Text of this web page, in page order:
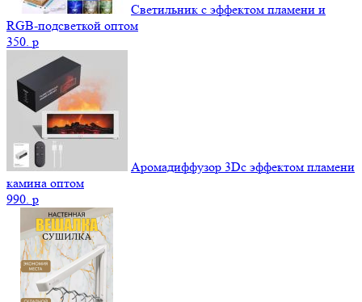
Светильник с эффектом пламени и
RGB-подсветкой оптом
350. p
Аромадиффузор 3Dс эффектом пламени
камина оптом
990. p